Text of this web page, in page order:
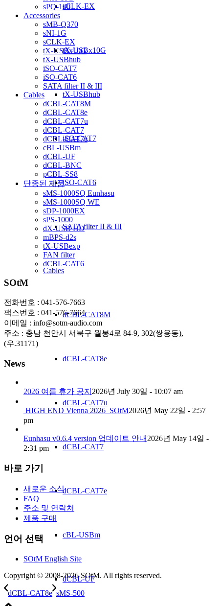
sCLK-EX
tX-USBx10G
tX-USBhub
iSO-CAT7
iSO-CAT6
SATA filter II & III
Cables
dCBL-CAT8M
dCBL-CAT8e
dCBL-CAT7u
dCBL-CAT7
dCBL-CAT7e
cBL-USBm
dCBL-UF
sPQ-100
Accessories
sMB-Q370
sNI-1G
sCLK-EX
tX-USBx10G
tX-USBhub
iSO-CAT7
iSO-CAT6
SATA filter II & III
Cables
dCBL-CAT8M
dCBL-CAT8e
dCBL-CAT7u
dCBL-CAT7
dCBL-CAT7e
cBL-USBm
dCBL-UF
dCBL-BNC
pCBL-SS8
단종된 제품
sMS-1000SQ Eunhasu
sMS-1000SQ WE
sDP-1000EX
sPS-1000
dX-USB HD
mBPS-d2s
tX-USBexp
FAN filter
dCBL-CAT6
SOtM
전화번호 : 041-576-7663
팩스번호 : 041-576-7664
이메일 : info@sotm-audio.com
주소 : 충남 천안시 서북구 월봉4로 84-9, 302(쌍용동),
(우.31171)
News
2026 여름 휴가 공지 2026년 July 30일 - 10:07 am
HIGH END Vienna 2026_SOtM2026년 May 22일 - 2:57
pm
Eunhasu v0.6.4 version 업데이트 안내 2026년 May 14일 -
2:31 pm
바로 가기
새로운 소식
FAQ
주소 및 연락처
제품 구매
언어 선택
SOtM English Site
Copyright © 2008-2026 SOtM. All rights reserved.
dCBL-CAT8e sMS-500